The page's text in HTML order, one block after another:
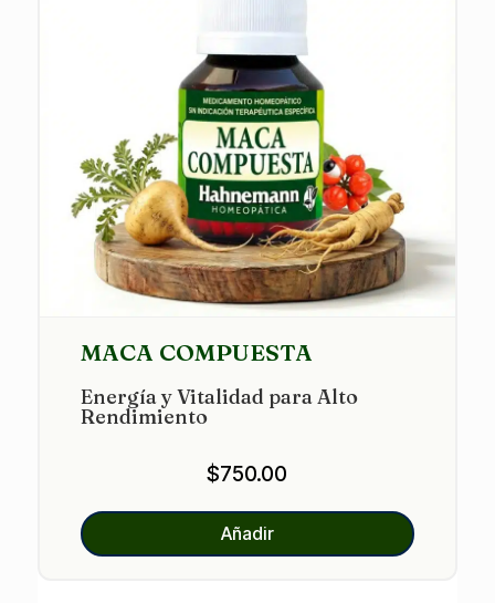
MACA COMPUESTA
Energía y Vitalidad para Alto
Rendimiento
$750.00
Añadir